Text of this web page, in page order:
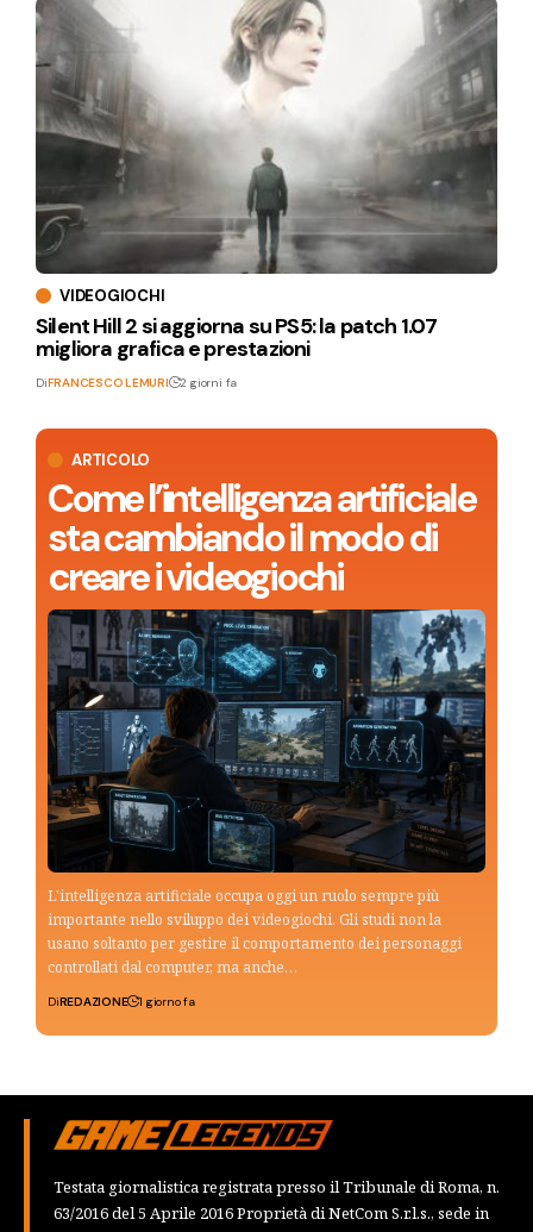
ARTICOLO
Come l’intelligenza artificiale
sta cambiando il modo di
creare i videogiochi
L'intelligenza artificiale occupa oggi un ruolo sempre più
importante nello sviluppo dei videogiochi. Gli studi non la
usano soltanto per gestire il comportamento dei personaggi
controllati dal computer, ma anche…
DiREDAZIONE 1 giorno fa
VIDEOGIOCHI
Silent Hill 2 si aggiorna su PS5: la patch 1.07
migliora grafica e prestazioni
DiFRANCESCO LEMURI 2 giorni fa
Testata giornalistica registrata presso il Tribunale di Roma, n.
63/2016 del 5 Aprile 2016 Proprietà di NetCom S.r.l.s., sede in